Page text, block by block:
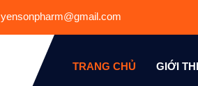
yensonpharm@gmail.com
TRANG CHỦ GIỚI